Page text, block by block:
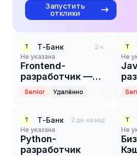
Запустить
отклики
Т Т-Банк 2 ч.
Не указана
Frontend-
разработчик —
React
Senior Удалённо
Т
Не
Т Т-Банк 2 дн. назад
Не указана
Python-
разработчик
Т
Не